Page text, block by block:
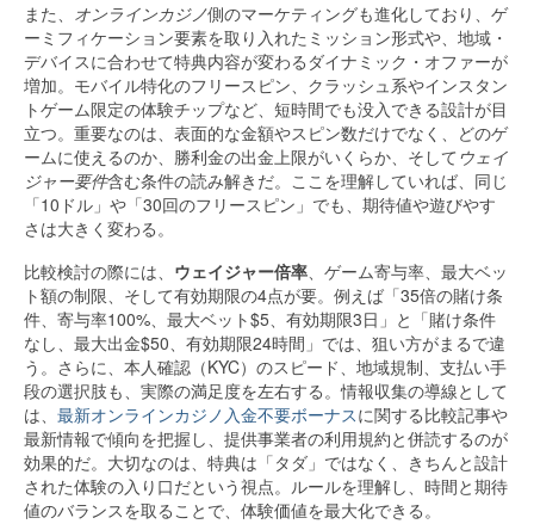
また、 オンラインカジノ側のマーケティングも進化しており、ゲ
ーミフィケーション要素を取り入れたミッション形式や、地域・
デバイスに合わせて特典内容が変わるダイナミック・オファーが
増加。モバイル特化のフリースピン、クラッシュ系やインスタン
トゲーム限定の体験チップなど、短時間でも没入できる設計が目
立つ。重要なのは、表面的な金額やスピン数だけでなく、どのゲ
ームに使えるのか、勝利金の出金上限がいくらか、そして ウェイ
ジャー要件含む条件の読み解きだ。ここを理解していれば、同じ
「10ドル」や「30回のフリースピン」でも、期待値や遊びやす
さは大きく変わる。
比較検討の際には、 ウェイジャー倍率、ゲーム寄与率、最大ベッ
ト額の制限、そして有効期限の4点が要。例えば「35倍の賭け条
件、寄与率100%、最大ベット$5、有効期限3日」と「賭け条件
なし、最大出金$50、有効期限24時間」では、狙い方がまるで違
う。さらに、本人確認（KYC）のスピード、地域規制、支払い手
段の選択肢も、実際の満足度を左右する。情報収集の導線として
は、 最新オンラインカジノ入金不要ボーナスに関する比較記事や
最新情報で傾向を把握し、提供事業者の利用規約と併読するのが
効果的だ。大切なのは、特典は「タダ」ではなく、きちんと設計
された体験の入り口だという視点。ルールを理解し、時間と期待
値のバランスを取ることで、体験価値を最大化できる。